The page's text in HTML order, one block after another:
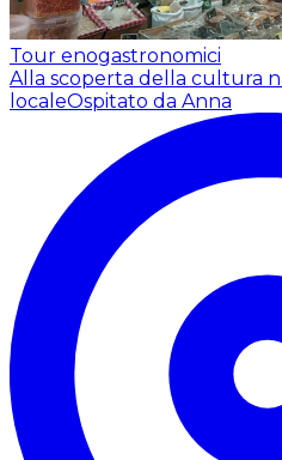
Tour enogastronomici
Alla scoperta della cultura
localeOspitato da Anna